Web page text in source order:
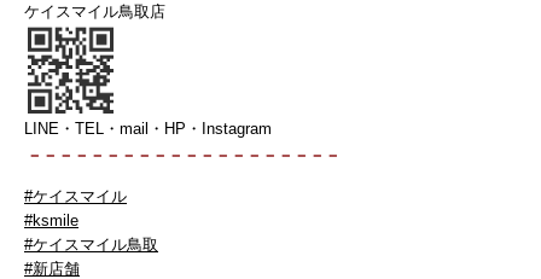
ケイスマイル鳥取店
LINE・TEL・mail・HP・Instagram
－－－－－－－－－－－－－－－－－－ －－
#ケイスマイル
#ksmile
#ケイスマイル鳥取
#新店舗